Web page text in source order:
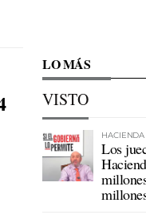
LO MÁS
VISTO
HACIENDA
Los